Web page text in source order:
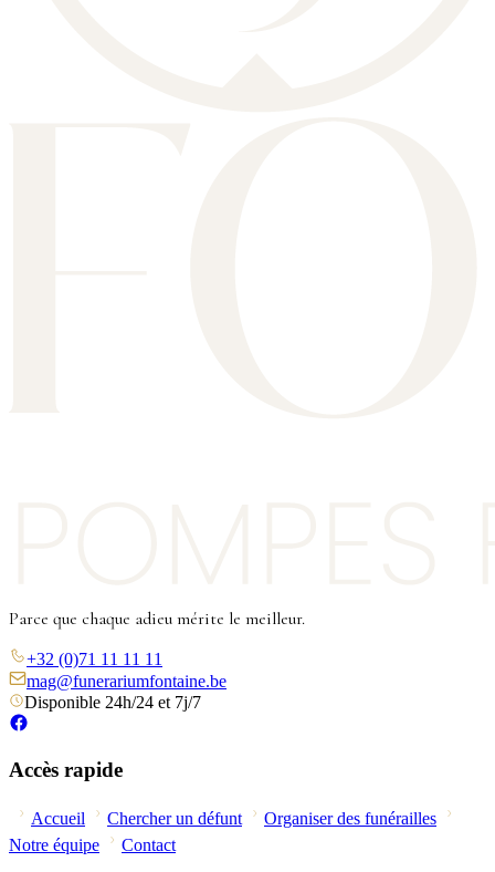
Parce que chaque adieu mérite le meilleur.
+32 (0)71 11 11 11
mag@funerariumfontaine.be
Disponible 24h/24 et 7j/7
Accès rapide
Accueil Chercher un défunt
Organiser des funérailles
Notre équipe
Contact